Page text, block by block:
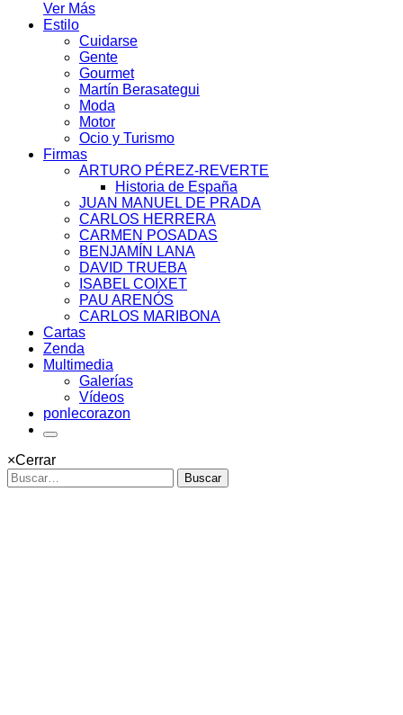
Ver Más
Estilo
Cuidarse
Gente
Gourmet
Martín Berasategui
Moda
Motor
Ocio y Turismo
Firmas
ARTURO PÉREZ-REVERTE
Historia de España
JUAN MANUEL DE PRADA
CARLOS HERRERA
CARMEN POSADAS
BENJAMÍN LANA
DAVID TRUEBA
ISABEL COIXET
PAU ARENÓS
CARLOS MARIBONA
Cartas
Zenda
Multimedia
Galerías
Vídeos
ponlecorazon
×Cerrar
Buscar